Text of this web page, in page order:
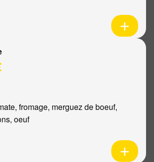
fromage, merguez de boeuf,
oeuf